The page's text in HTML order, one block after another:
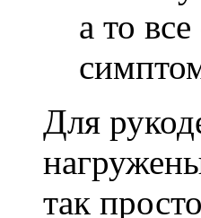
а то
Для
так